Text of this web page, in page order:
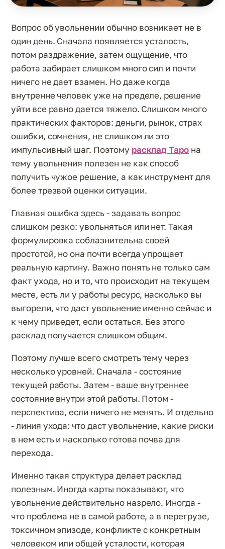
Вопрос об увольнении обычно возникает не в
один день. Сначала появляется усталость,
потом раздражение, затем ощущение, что
работа забирает слишком много сил и почти
ничего не дает взамен. Но даже когда
внутренне человек уже на пределе, решение
уйти все равно дается тяжело. Слишком много
практических факторов: деньги, рынок, страх
ошибки, сомнения, не слишком ли это
импульсивный шаг. Поэтому расклад Таро на
тему увольнения полезен не как способ
получить чужое решение, а как инструмент для
более трезвой оценки ситуации.
Главная ошибка здесь - задавать вопрос
слишком резко: увольняться или нет. Такая
формулировка соблазнительна своей
простотой, но она почти всегда упрощает
реальную картину. Важно понять не только сам
факт ухода, но и то, что происходит на текущем
месте, есть ли у работы ресурс, насколько вы
выгорели, что даст увольнение именно сейчас и
к чему приведет, если остаться. Без этого
расклад получается слишком общим.
Поэтому лучше всего смотреть тему через
несколько уровней. Сначала - состояние
текущей работы. Затем - ваше внутреннее
состояние внутри этой работы. Потом -
перспектива, если ничего не менять. И отдельно
- линия ухода: что даст увольнение, какие риски
в нем есть и насколько готова почва для
перехода.
Именно такая структура делает расклад
полезным. Иногда карты показывают, что
увольнение действительно назрело. Иногда -
что проблема не в самой работе, а в перегрузе,
токсичном эпизоде, конфликте с конкретным
человеком или общей усталости, которая